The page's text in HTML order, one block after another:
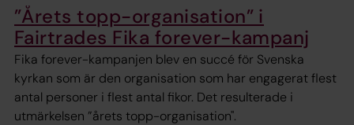
”Årets topp-organisation” i
Fairtrades Fika forever-kampanj
Fika forever-kampanjen blev en succé för Svenska
kyrkan som är den organisation som har engagerat flest
antal personer i flest antal fikor. Det resulterade i
utmärkelsen ”årets topp-organisation".